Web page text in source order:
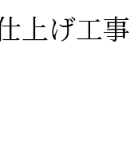
上げ工事